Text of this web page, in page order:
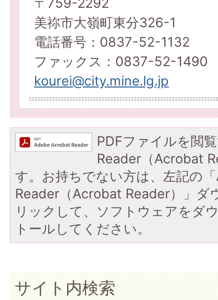
美祢市大嶺町東分326-1
電話番号：0837-52-1132
ファックス：0837-52-1490
kourei@city.mine.lg.jp
PDFファイルを閲
Reader（Acrobat
す。お持ちでない方は、左記の
Reader（Acrobat Reader）」ダ
リックして、ソフトウェアをダ
トールしてください。
サイト内検索